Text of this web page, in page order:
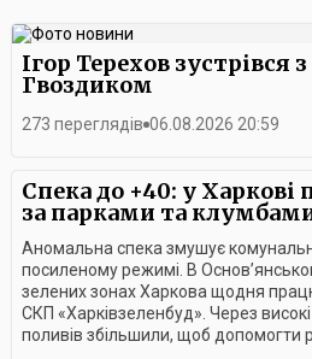
Ігор Терехов зустрівся
Гвоздиком
273 переглядів 06.08.2026 20:59
Спека до +40: у Харкові
за парками та
Аномальна спека змушує
посиленому режимі. В
зелених зонах Харкова щодня
СКП «Харківзеленбуд». Через високі
поливів збільшили, щоб допомогти